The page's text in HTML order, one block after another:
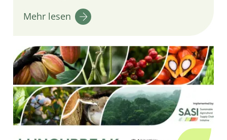
Mehr lesen